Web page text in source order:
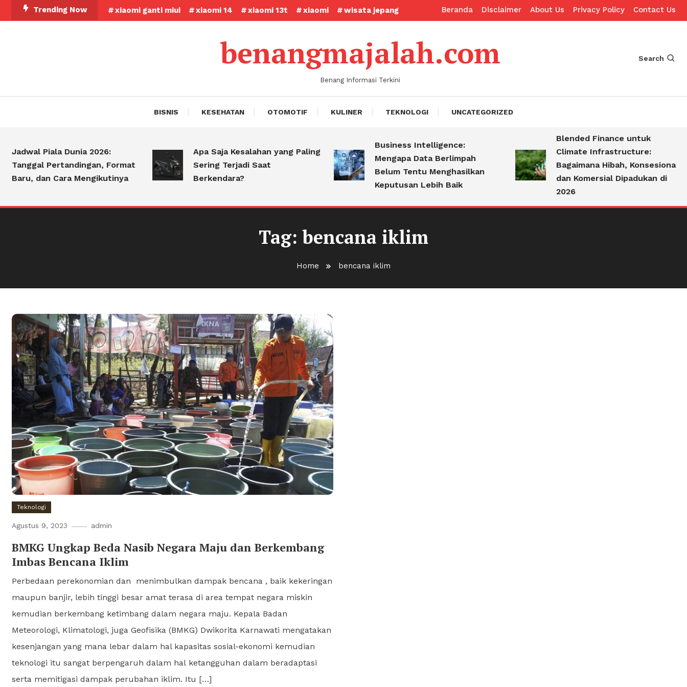
To
Trending Now xiaomi ganti miui xiaomi 14 xiaomi 13t xiaomi wisata jepang Beranda Disclaimer About Us Privacy Policy Contact Us
benangmajalah.com
Benang Informasi Terkini
Search
BISNIS KESEHATAN OTOMOTIF KULINER TEKNOLOGI UNCATEGORIZED
Jadwal Piala Dunia 2026:
Tanggal Pertandingan, Format
Baru, dan Cara Mengikutinya
Apa Saja Kesalahan yang Paling
Sering Terjadi Saat
Berkendara?
Business Intelligence:
Mengapa Data Berlimpah
Belum Tentu Menghasilkan
Keputusan Lebih Baik
Blended Finance untuk
Climate Infrastructure:
Bagaimana Hibah, Konsesional,
dan Komersial Dipadukan di
2026
Tag:bencana iklim
Home bencana iklim
Teknologi
Agustus 9, 2023 admin
BMKG Ungkap Beda Nasib Negara Maju dan Berkembang
Imbas Bencana Iklim
Perbedaan perekonomian dan menimbulkan dampak bencana , baik kekeringan
maupun banjir, lebih tinggi besar amat terasa di area tempat negara miskin
kemudian berkembang ketimbang dalam negara maju. Kepala Badan
Meteorologi, Klimatologi, juga Geofisika (BMKG) Dwikorita Karnawati mengatakan
kesenjangan yang mana lebar dalam hal kapasitas sosial-ekonomi kemudian
teknologi itu sangat berpengaruh dalam hal ketangguhan dalam beradaptasi
serta memitigasi dampak perubahan iklim. Itu […]